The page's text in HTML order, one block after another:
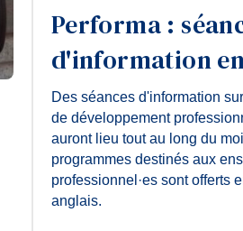
Performa :
d'information
Des séances d'information
de développement
auront lieu tout au long du
programmes destinés aux
professionnel·es sont offerts
anglais.